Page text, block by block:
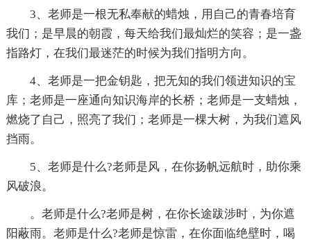
3、老师是一根无私奉献的蜡烛，用自己的青春培育
我们；是早晨的朝霞，每天给我们最灿烂的笑容；是一盏
指路灯，在我们最迷茫的时候为我们指明方向。
4、老师是一把金钥匙，把无知的我们领进知识的宝
库；老师是一座通向知识海岸的长桥；老师是一支蜡烛，
燃烧了自己，照亮了我们；老师是一棵大树，为我们遮风
挡雨。
5、老师是什么?老师是风，在你扬帆远航时，助你乘
风破浪。
。老师是什么?老师是树，在你长途跋涉时，为你遮
阳蔽雨。老师是什么?老师是惊雷，在你面临绝壁时，喝